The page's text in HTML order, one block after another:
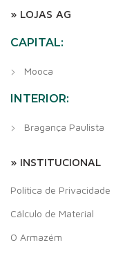
» LOJAS AG
CAPITAL:
Mooca
INTERIOR:
Bragança Paulista
» INSTITUCIONAL
Política de Privacidade
Cálculo de Material
O Armazém